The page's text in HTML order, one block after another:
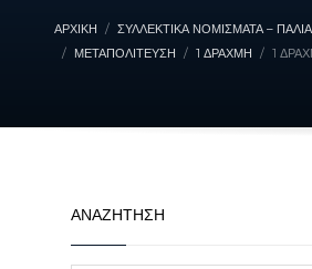
ΑΡΧΙΚΉ ΣΥΛΛΕΚΤΙΚΆ ΝΟΜΊΣΜΑΤΑ –
ΜΕΤΑΠΟΛΊΤΕΥΣΗ
1 ΔΡΑΧΜΉ 1
ΑΝΑΖΗΤΗΣΗ